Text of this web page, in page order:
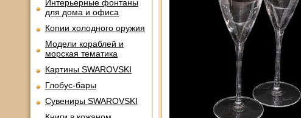
Интерьерные фонтаны
для дома и офиса
Копии холодного оружия
Модели кораблей и
морская тематика
Картины SWAROVSKI
Глобус-бары
Сувениры SWAROVSKI